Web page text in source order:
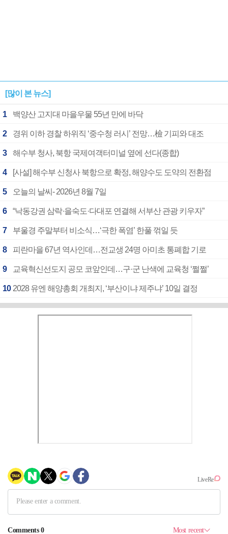
[많이 본 뉴스]
1 백양산 고지대 마을우물 55년 만에 바닥
2 경위 이하 경찰 하위직 ‘중수청 러시’ 전망…檢 기피와 대조
3 해수부 청사, 북항 국제여객터미널 옆에 선다(종합)
4 [사설] 해수부 신청사 북항으로 확정, 해양수도 도약의 전환점
5 오늘의 날씨- 2026년 8월 7일
6 “낙동강권 삼락·을숙도·다대포 연결해 서부산 관광 키우자”
7 부울경 주말부터 비소식…‘극한 폭염’ 한풀 꺾일 듯
8 피란마을 67년 역사인데…전교생 24명 아미초 통폐합 기로
9 교육혁신선도지 공모 코앞인데…구·군 난색에 교육청 ‘쩔쩔’
10 2028 유엔 해양총회 개최지, ‘부산이냐 제주냐’ 10일 결정